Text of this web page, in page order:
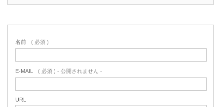
名前 ( 必須 )
E-MAIL ( 必須 ) - 公開されません -
URL